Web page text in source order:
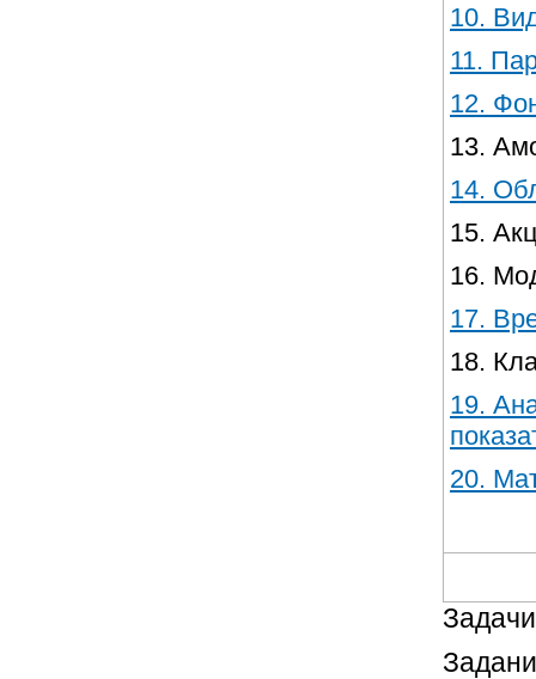
10.​
11.​
12.​
13.​
14.​
15.​
16.​
17.​
18.​
19.​
20.​